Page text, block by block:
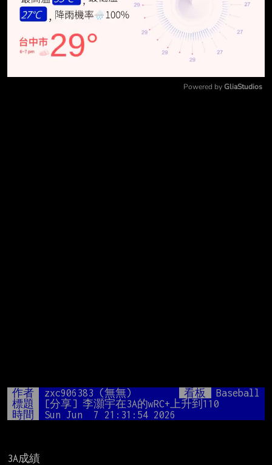
Powered by GliaStudios
作者 zxc906383 (無無) 看板
Baseball
標題
[分享] 李灝宇在3A的wRC+上升到110
時間
Sun Jun  7 21:31:54 2026
3A成績